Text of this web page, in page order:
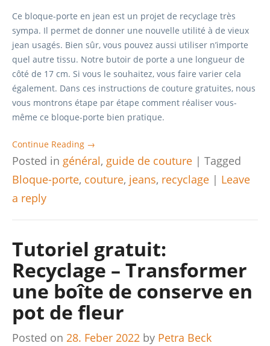
Ce bloque-porte en jean est un projet de recyclage très
sympa. Il permet de donner une nouvelle utilité à de vieux
jean usagés. Bien sûr, vous pouvez aussi utiliser n’importe
quel autre tissu. Notre butoir de porte a une longueur de
côté de 17 cm. Si vous le souhaitez, vous faire varier cela
également. Dans ces instructions de couture gratuites, nous
vous montrons étape par étape comment réaliser vous-
même ce bloque-porte bien pratique.
Continue Reading →
Posted in général, guide de couture | Tagged
Bloque-porte, couture, jeans, recyclage | Leave
a reply
Tutoriel gratuit:
Recyclage – Transformer
une boîte de conserve en
pot de fleur
Posted on 28. Feber 2022 by Petra Beck